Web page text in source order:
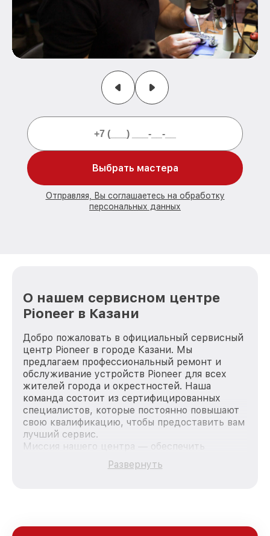
Выбрать мастера
Отправляя, Вы соглашаетесь на обработку
персональных данных
О нашем сервисном центре
Pioneer в Казани
Добро пожаловать в официальный сервисный
центр Pioneer в городе Казани. Мы
предлагаем профессиональный ремонт и
обслуживание устройств Pioneer для всех
жителей города и окрестностей. Наша
команда состоит из сертифицированных
специалистов, которые постоянно повышают
свою квалификацию, чтобы предоставить вам
лучший сервис.
Миссия нашего центра — обеспечить
качественный и доступный ремонт для
каждого пользователя продукции Pioneer, вне
Развернуть